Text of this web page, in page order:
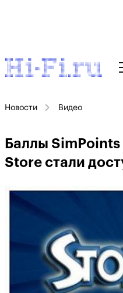
Новости Видео
Баллы SimPoints
Store стали